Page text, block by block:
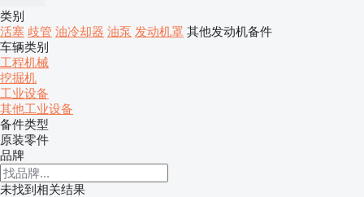
类别
活塞 歧管 油冷却器 油泵 发动机罩 其他发动机备件
车辆类别
工程机械
挖掘机
工业设备
其他工业设备
备件类型
原装零件
品牌
未找到相关结果